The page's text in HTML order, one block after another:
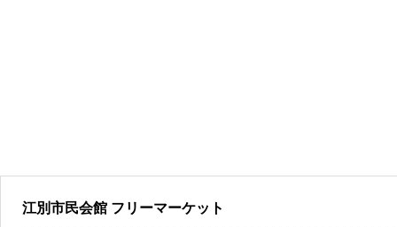
江別市民会館 フリーマーケット